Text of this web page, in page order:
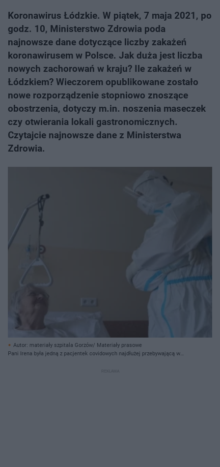
Koronawirus Łódzkie. W piątek, 7 maja 2021, po
godz. 10, Ministerstwo Zdrowia poda
najnowsze dane dotyczące liczby zakażeń
koronawirusem w Polsce. Jak duża jest liczba
nowych zachorowań w kraju? Ile zakażeń w
Łódzkiem? Wieczorem opublikowane zostało
nowe rozporządzenie stopniowo znoszące
obostrzenia, dotyczy m.in. noszenia maseczek
czy otwierania lokali gastronomicznych.
Czytajcie najnowsze dane z Ministerstwa
Zdrowia.
Autor: materiały szpitala Gorzów/ Materiały prasowe
Pani Irena była jedną z pacjentek covidowych najdłużej przebywającą w